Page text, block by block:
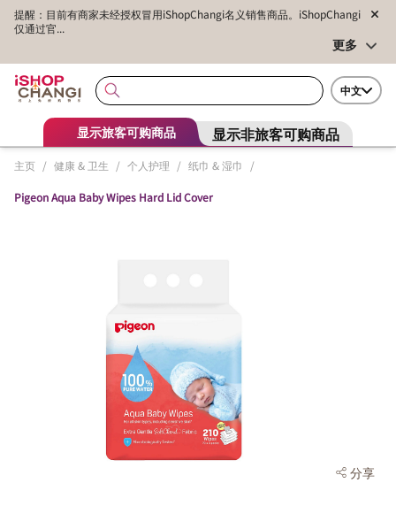
提醒：目前有商家未经授权冒用iShopChangi名义销售商品。iShopChangi
仅通过官...
更多
中文
显示旅客可购商品 显示非旅客可购商品
主页 / 健康 & 卫生 / 个人护理 / 纸巾 & 湿巾 /
Pigeon Aqua Baby Wipes Hard Lid Cover
分享